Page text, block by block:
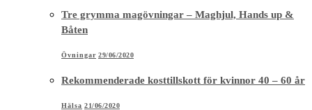
Tre grymma magövningar – Maghjul, Hands up &
Båten
Övningar 29/06/2020
Rekommenderade kosttillskott för kvinnor 40 – 60 år
Hälsa 21/06/2020